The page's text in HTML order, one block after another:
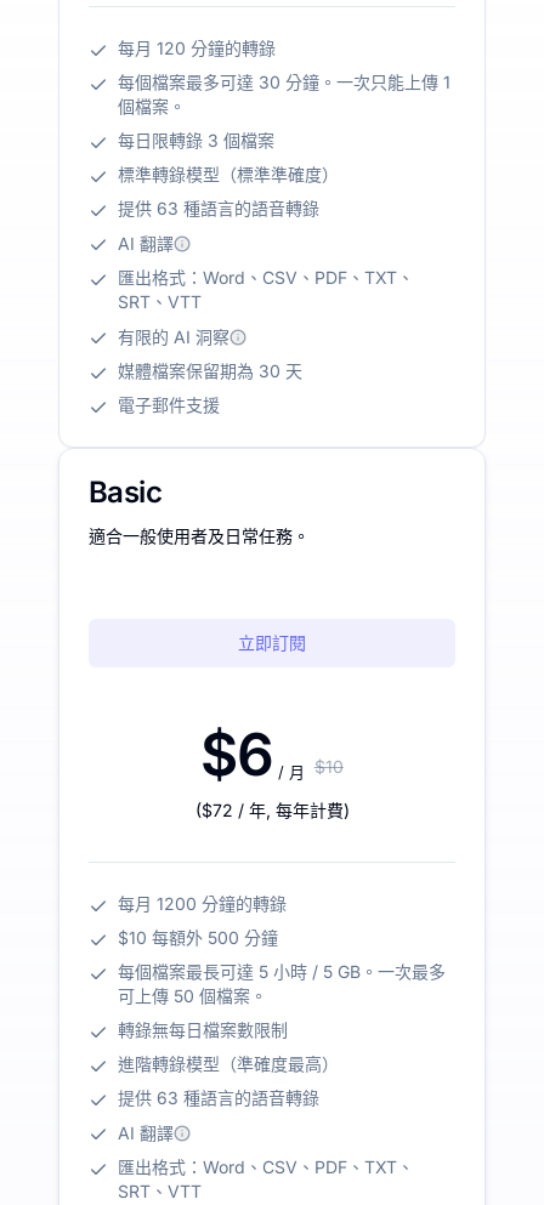
每月 120 分鐘的轉錄
每個檔案最多可達 30 分鐘。一次只能上傳 1
個檔案。
每日限轉錄 3 個檔案
標準轉錄模型（標準準確度）
提供 63 種語言的語音轉錄
AI 翻譯
匯出格式：Word、CSV、PDF、TXT、
SRT、VTT
有限的 AI 洞察
媒體檔案保留期為 30 天
電子郵件支援
Basic
適合一般使用者及日常任務。
立即訂閱
$6 / 月 $10
($72 / 年, 每年計費)
每月 1200 分鐘的轉錄
$10 每額外 500 分鐘
每個檔案最長可達 5 小時 / 5 GB。一次最多
可上傳 50 個檔案。
轉錄無每日檔案數限制
進階轉錄模型（準確度最高）
提供 63 種語言的語音轉錄
AI 翻譯
匯出格式：Word、CSV、PDF、TXT、
SRT、VTT